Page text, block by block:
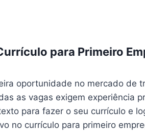
para Primeiro
oportunidade no mercado de
as vagas exigem experiência
para fazer o seu currículo e
no currículo para primeiro